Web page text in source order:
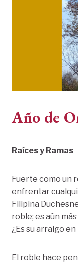
Año de
Raíces y Ramas
Fuerte como un
enfrentar
Filipina
roble; es aún
¿Es su arraigo en
El roble hace